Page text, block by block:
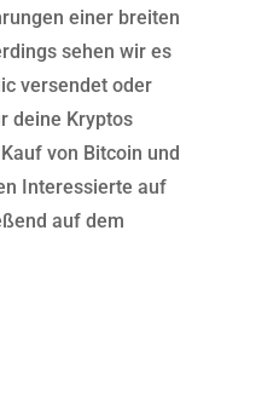
einer breiten
sehen wir es
versendet oder
deine Kryptos
von Bitcoin und
Interessierte auf
auf dem